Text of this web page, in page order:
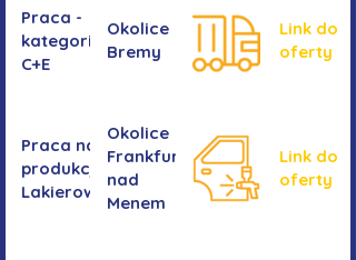
Praca -
kategoria
C+E
Okolice
Bremy
Link do
oferty
Praca na
produkcji -
Lakierowanie
Okolice
Frankfurtu
nad
Menem
Link do
oferty